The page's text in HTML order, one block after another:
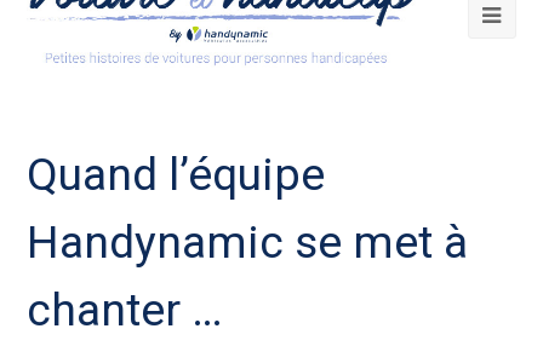
Quand l’équipe
Handynamic se met à
chanter …